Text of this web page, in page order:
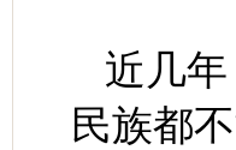
近几
民族都